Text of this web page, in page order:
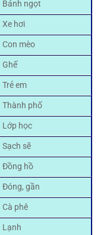
Bánh ngọt
Xe hơi
Con mèo
Ghế
Trẻ em
Thành phố
Lớp học
Sạch sẽ
Đồng hồ
Đóng, gần
Cà phê
Lạnh